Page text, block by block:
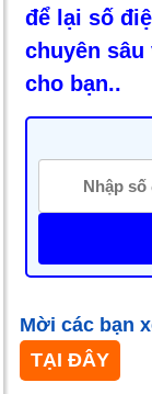
để lại số
chuyên sâu
cho bạn..
Mời các bạn
TẠI ĐÂY